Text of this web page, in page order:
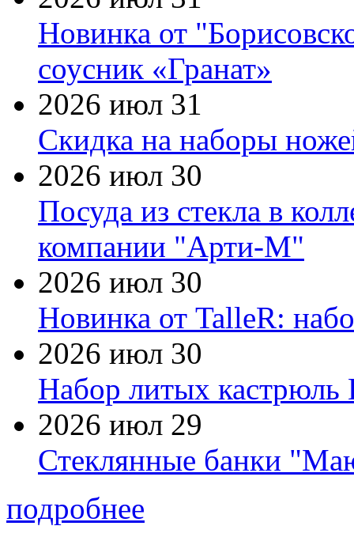
Новинка от
соусник «Гранат»
2026 июл 31
Скидка на наборы
2026 июл 30
Посуда из стекла в
компании "Арти-М"
2026 июл 30
Новинка от TalleR:
2026 июл 30
Набор литых кастрюль
2026 июл 29
Стеклянные банки
подробнее